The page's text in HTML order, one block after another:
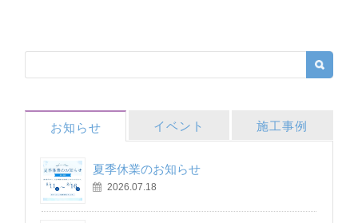
お知らせ イベント 施工事例
夏季休業のお知らせ
2026.07.18